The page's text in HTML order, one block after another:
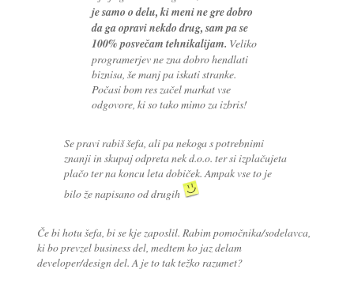
je samo o delu, ki meni ne gre dobro
da ga opravi nekdo drug, sam pa se
100% posvečam tehnikalijam. Veliko
programerjev ne zna dobro hendlati
biznisa, še manj pa iskati stranke.
Počasi bom res začel markat vse
odgovore, ki so tako mimo za izbris!
Se pravi rabiš šefa, ali pa nekoga s potrebnimi
znanji in skupaj odpreta nek d.o.o. ter si izplačujeta
plačo ter na koncu leta dobiček. Ampak vse to je
bilo že napisano od drugih
Če bi hotu šefa, bi se kje zaposlil. Rabim pomočnika/sodelavca,
ki bo prevzel business del, medtem ko jaz delam
developer/design del. A je to tak težko razumet?